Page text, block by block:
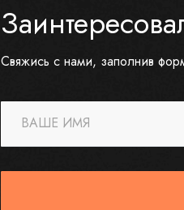
Свяжись с нами, заполнив
ВАШЕ ИМЯ